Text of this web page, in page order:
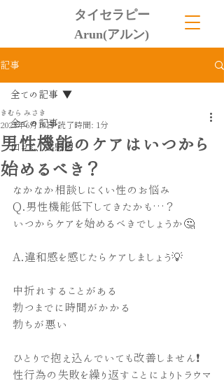
タイセラピー
Arun(アルン)
記事
全ての記事
口コミ、ご感想
全ての記事
男性機能のケアはいつから
始めるべき？
きむら みさき
2023年6月19日 読了時間: 1分
なかなか相談しにくい性のお悩み
Q.男性機能低下してきたかも…？
いつからケアを始めるべきでしょうか🤔
A.違和感を感じたらケアしましょう💡
中折れすることがある
勃つまでに時間がかかる
勃ちが悪い
ひとりで抱え込んでいても改善しません❗️
性行為の失敗を繰り返すことによりトラウマ